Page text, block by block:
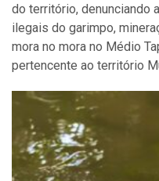
do território, denunciando
ilegais do garimpo,
mora no mora no Médio
pertencente ao território